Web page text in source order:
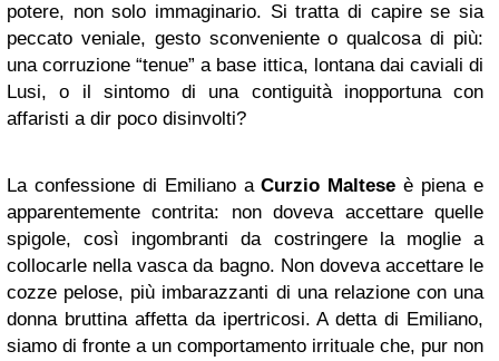
potere, non solo immaginario. Si tratta di capire se sia
peccato veniale, gesto sconveniente o qualcosa di più:
una corruzione “tenue” a base ittica, lontana dai caviali di
Lusi, o il sintomo di una contiguità inopportuna con
affaristi a dir poco disinvolti?
La confessione di Emiliano aCurzio Maltese è piena e
apparentemente contrita: non doveva accettare quelle
spigole, così ingombranti da costringere la moglie a
collocarle nella vasca da bagno. Non doveva accettare le
cozze pelose, più imbarazzanti di una relazione con una
donna bruttina affetta da ipertricosi. A detta di Emiliano,
siamo di fronte a un comportamento irrituale che, pur non